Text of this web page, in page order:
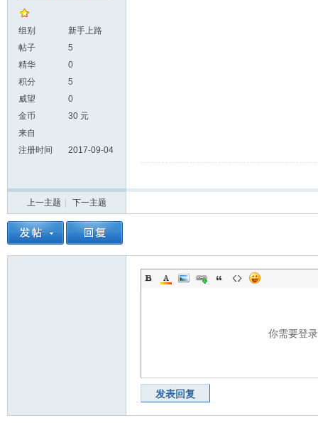
组别
新手上路
帖子
5
精华
0
积分
5
威望
0
金币
30 元
来自
注册时间
2017-09-04
上一主题 下一主题
你需要登
发表回复